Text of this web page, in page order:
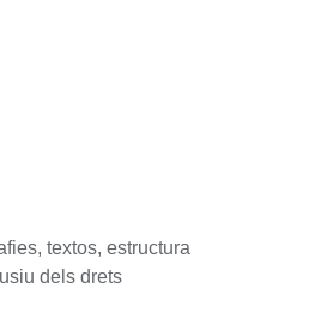
textos, estructura
dels drets